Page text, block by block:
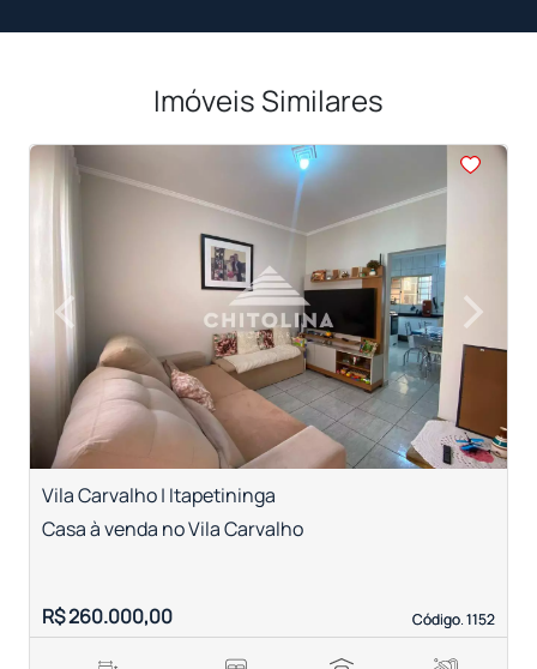
Imóveis Similares
<< <
‹
Previous ›
Next
Vila Carvalho | Itapetininga
Código. 1152
Código. 1152
Casa à venda no Vila Carvalho
R$ 260.000,00